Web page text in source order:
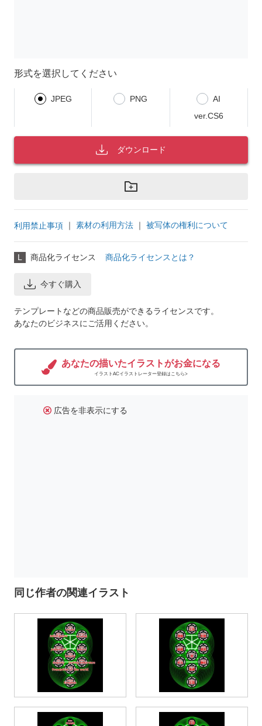
形式を選択してください
JPEG PNG
AI
ver.CS6
ダウンロード
利用禁止事項 ｜ 素材の利用方法 ｜ 被写体の権利について
L 商品化ライセンス 商品化ライセンスとは？
今すぐ購入
テンプレートなどの商品販売ができるライセンスです。
あなたのビジネスにご活用ください。
あなたの描いたイラストがお金になる
イラストACイラストレーター登録はこちら>
広告を非表示にする
同じ作者の関連イラスト